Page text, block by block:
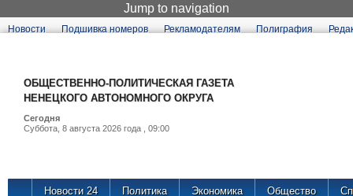
Jump to navigation
Новости Подшивка номеров Рекламодателям Полиграфия
ОБЩЕСТВЕННО-ПОЛИТИЧЕСКАЯ ГАЗЕТА
НЕНЕЦКОГО АВТОНОМНОГО ОКРУГА
Сегодня
Суббота, 8 августа 2026 года , 09:00
Новости 24 Политика Экономика Общество